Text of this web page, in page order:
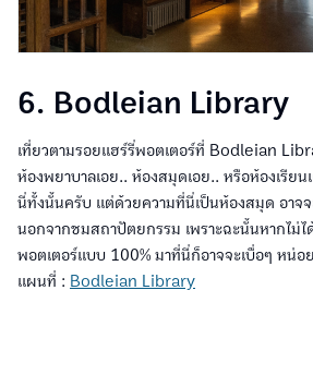
6. Bodleian Library
เที่ยวตามรอยแฮร์รี่พอตเตอร์ที่ Bodleian
ห้องพยาบาลเอย.. ห้องสมุดเอย.. หรือห้องเรียน
นี่ทั้งนั้นครับ แต่ด้วยความที่นี่เป็นห้องสมุด อาจจ
นอกจากชมสถาปัตยกรรม เพราะฉะนั้นหากไม่ไ
พอตเตอร์แบบ 100% มาที่นี่ก็อาจจะเบื่อๆ หน่อ
แผนที่ : Bodleian Library